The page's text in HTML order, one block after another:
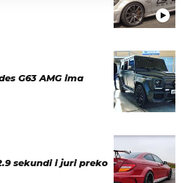
G63 AMG ima
sekundi i juri preko